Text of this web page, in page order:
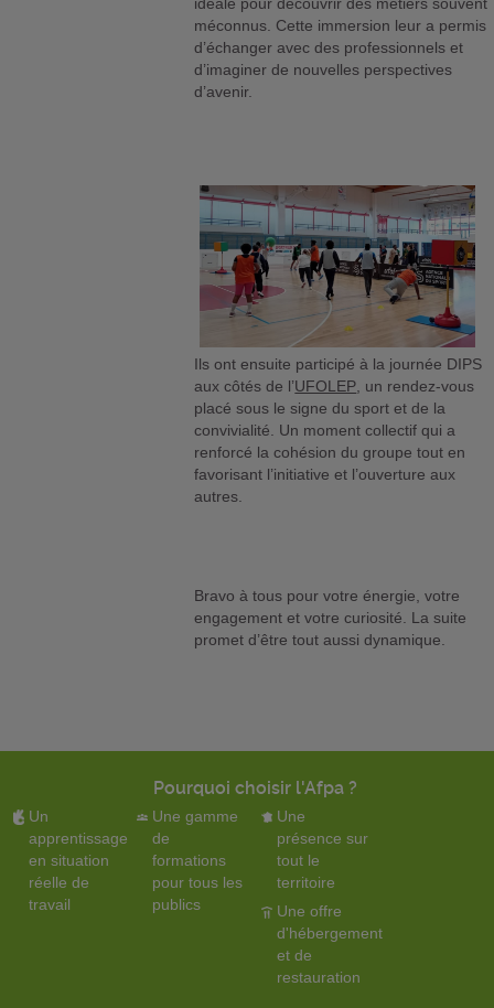
méconnus. Cette immersion leur a permis
d’échanger avec des professionnels et
d’imaginer de nouvelles perspectives
d’avenir.
Ils ont ensuite participé à la journée DIPS
aux côtés de l’UFOLEP , un rendez-vous
placé sous le signe du sport et de la
convivialité. Un moment collectif qui a
renforcé la cohésion du groupe tout en
favorisant l’initiative et l’ouverture aux
autres.
Bravo à tous pour votre énergie, votre
engagement et votre curiosité. La suite
promet d’être tout aussi dynamique.
Pourquoi choisir l'Afpa ?
Un
apprentissage
en situation
réelle de
travail
Une gamme
de
formations
pour tous les
publics
Une
présence sur
tout le
territoire
Une offre
d'hébergement
et de
restauration